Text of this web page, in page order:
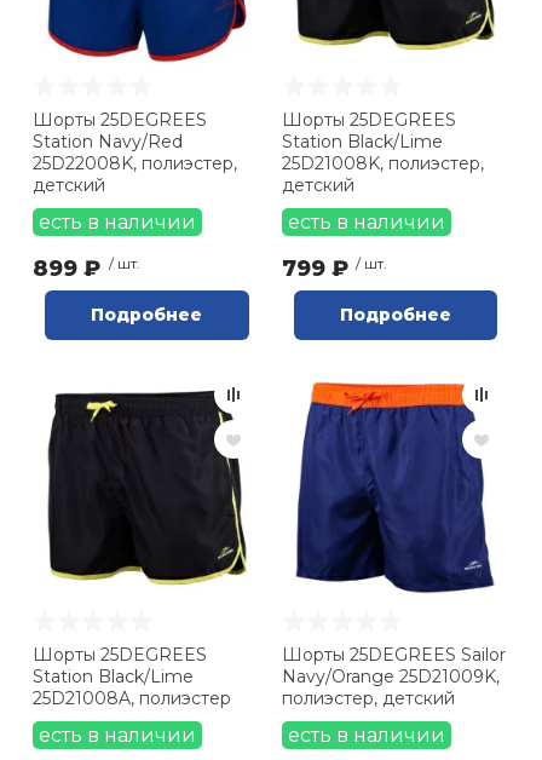
Шорты 25DEGREES
Station Navy/Red
25D22008K, полиэстер,
детский
есть в наличии
899 ₽ / шт.
Подробнее
Шорты 25DEGREES
Station Black/Lime
25D21008K, полиэстер,
детский
есть в наличии
799 ₽ / шт.
Подробнее
Шорты 25DEGREES
Station Black/Lime
25D21008A, полиэстер
есть в наличии
Шорты 25DEGREES Sailor
Navy/Orange 25D21009K,
полиэстер, детский
есть в наличии